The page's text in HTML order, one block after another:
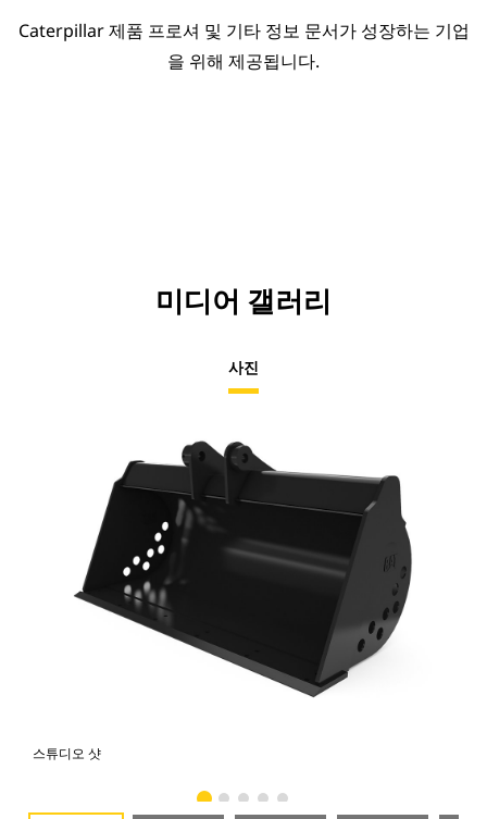
Caterpillar 제품 프로셔 및 기타 정보 문서가 성장하는 기업
을 위해 제공됩니다.
미디어 갤러리
사진
스튜디오 샷